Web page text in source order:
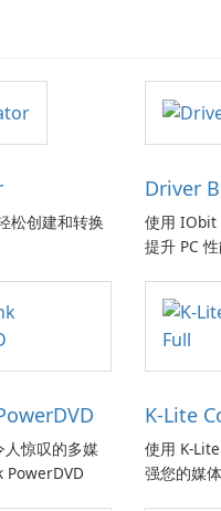
松创建和转换
Driver
使用
提升 PC
人惊叹的多媒
PowerDVD
K-Lite
使用 K-
强您的媒